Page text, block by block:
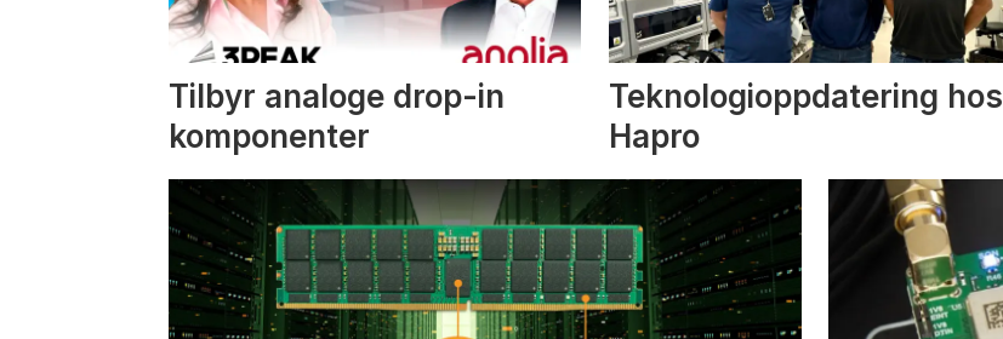
Tilbyr analoge drop-in
komponenter
Teknologioppdatering hos
Hapro